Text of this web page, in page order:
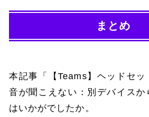
まとめ
本記事「【Teams】ヘッドセッ
音が聞こえない：別デバイスか
はいかがでしたか。